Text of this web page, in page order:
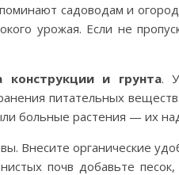
садоводам и
урожая. Если не
конструкции и грунта.
питательных
больные растения — их
Внесите органические
почв добавьте